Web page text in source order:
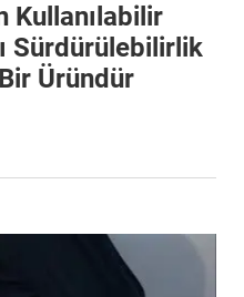
Kullanılabilir
Sürdürülebilirlik
Üründür